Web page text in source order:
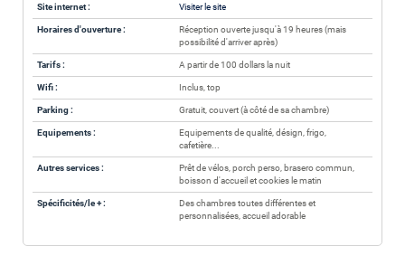
Site internet : Visiter le site
Horaires d'ouverture :
Réception ouverte jusqu'à 19 heures (mais
possibilité d'arriver après)
Tarifs : A partir de 100 dollars la nuit
Wifi : Inclus, top
Parking : Gratuit, couvert (à côté de sa chambre)
Equipements :
Equipements de qualité, désign, frigo,
cafetière...
Autres services :
Prêt de vélos, porch perso, brasero commun,
boisson d'accueil et cookies le matin
Spécificités/le + :
Des chambres toutes différentes et
personnalisées, accueil adorable